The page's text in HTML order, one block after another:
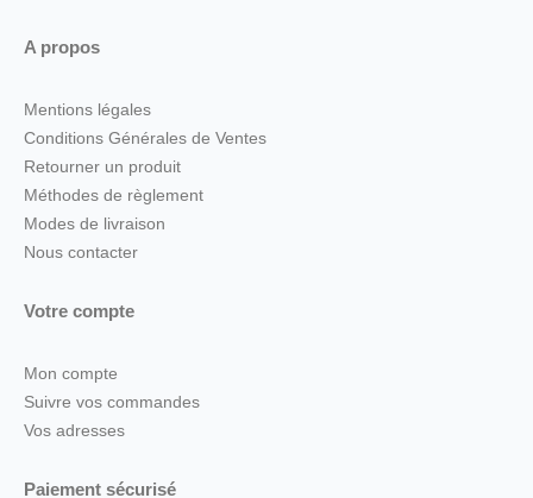
A propos
Mentions légales
Conditions Générales de Ventes
Retourner un produit
Méthodes de règlement
Modes de livraison
Nous contacter
Votre compte
Mon compte
Suivre vos commandes
Vos adresses
Paiement sécurisé